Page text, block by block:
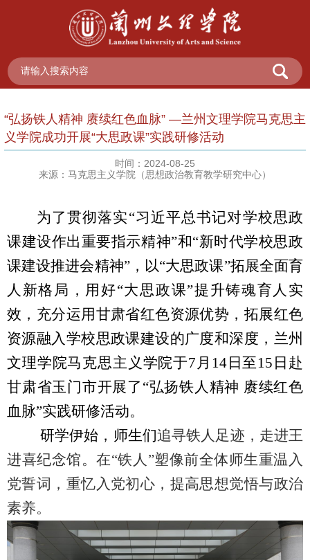
“弘扬铁人精神 赓续红色血脉” —兰州文理学院马克思主
义学院成功开展“大思政课”实践研修活动
时间：2024-08-25
来源：马克思主义学院（思想政治教育教学研究中心）
为了贯彻落实“习近平总书记对学校思政
课建设作出重要指示精神”和“新时代学校思政
课建设推进会精神”，以“大思政课”拓展全面育
人新格局，用好“大思政课”提升铸魂育人实
效，充分运用甘肃省红色资源优势，拓展红色
资源融入学校思政课建设的广度和深度，兰州
文理学院马克思主义学院于7 月 14日至15 日赴
甘肃省玉门市开展了“弘扬铁人精神 赓续红色
血脉”实践研修活动。
研学伊始，师生们追寻铁人足迹，走进王
进喜纪念馆。在“铁人”塑像前全体师生重温入
党誓词，重忆入党初心，提高思想觉悟与政治
素养。